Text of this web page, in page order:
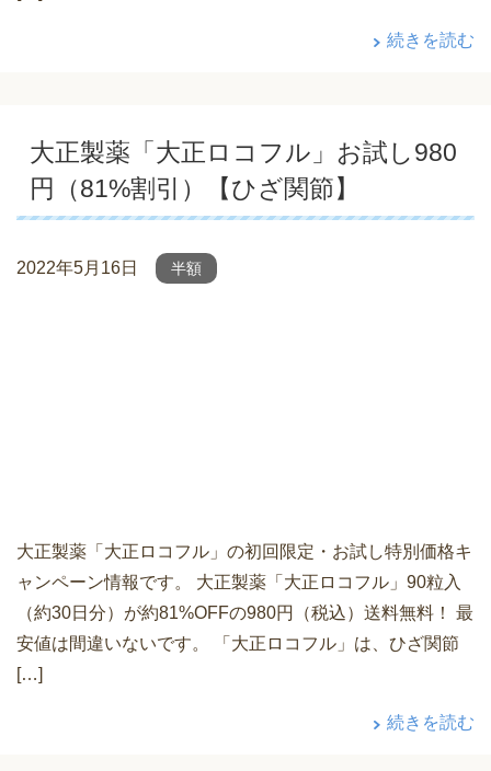
続きを読む
大正製薬「大正ロコフル」お試し980
円（81%割引）【ひざ関節】
2022年5月16日 半額
大正製薬「大正ロコフル」の初回限定・お試し特別価格キ
ャンペーン情報です。 大正製薬「大正ロコフル」90粒入
（約30日分）が約81%OFFの980円（税込）送料無料！ 最
安値は間違いないです。 「大正ロコフル」は、ひざ関節
[…]
続きを読む